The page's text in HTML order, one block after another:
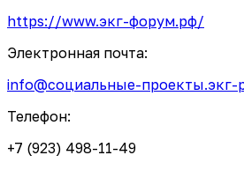
https://www.экг-форум.рф/
Электронная почта:
info@социальные-проекты.экг-
Телефон:
+7 (923) 498-11-49